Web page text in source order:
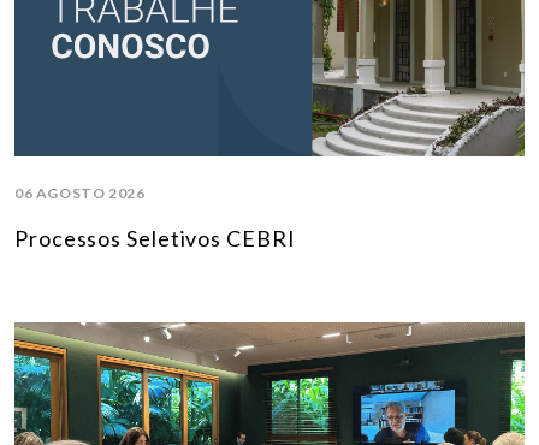
06 AGOSTO 2026
Processos Seletivos CEBRI